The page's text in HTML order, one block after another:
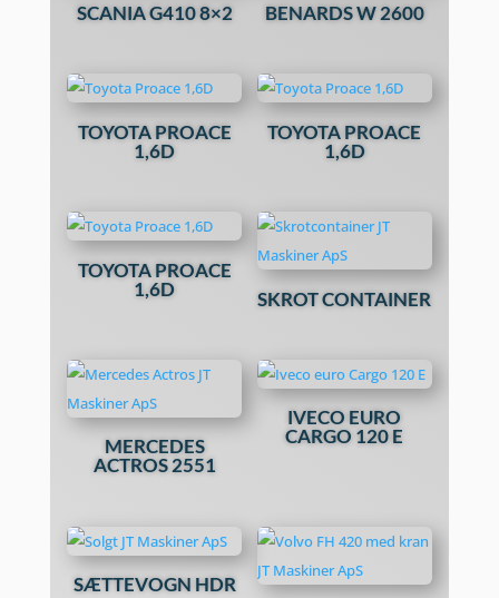
SCANIA G410 8×2 BENARDS W 2600
TOYOTA PROACE
1,6D
TOYOTA PROACE
1,6D
TOYOTA PROACE
1,6D
SKROT CONTAINER
MERCEDES
ACTROS 2551
IVECO EURO
CARGO 120 E
SÆTTEVOGN HDR